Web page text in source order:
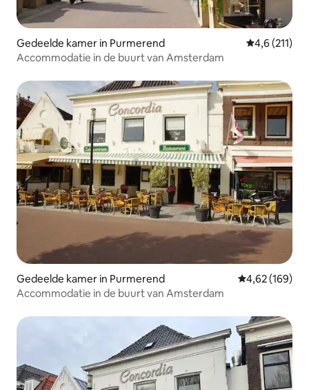
Gedeelde kamer in Purmerend Gemiddelde
4,6 (211)
Accommodatie in de buurt van Amsterdam
Gedeelde kamer in Purmerend Gemiddelde
4,62 (169)
Accommodatie in de buurt van Amsterdam